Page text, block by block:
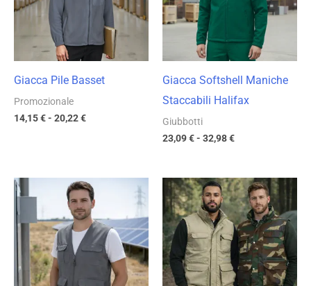
Giacca Pile Basset
Promozionale
14,15€- 20,22€
20,22 €
Giacca Softshell Maniche
Staccabili Halifax
Giubbotti
23,09€- 32,98€
32,98 €
Fascia
di
prezzo:
da
11,38 €
16,26 €
Fascia
di
prezzo:
da
14,50 €
a
20,72 €